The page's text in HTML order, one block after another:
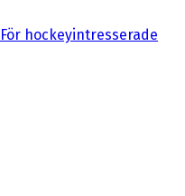
För hockeyintresserade